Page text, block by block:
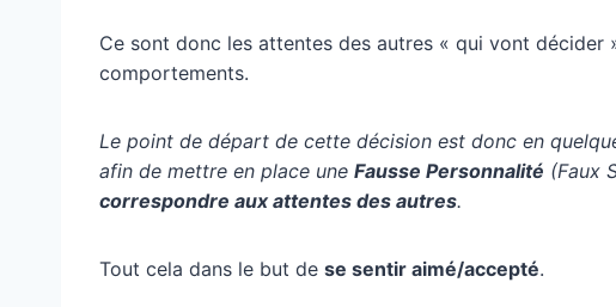
Ce sont donc les attentes des autres « qui vont décider
comportements.
Le point de départ de cette décision est donc en
afin de mettre en place une Fausse Personnalité (Faux
correspondre aux attentes des autres.
Tout cela dans le but de se sentir aimé/accepté.